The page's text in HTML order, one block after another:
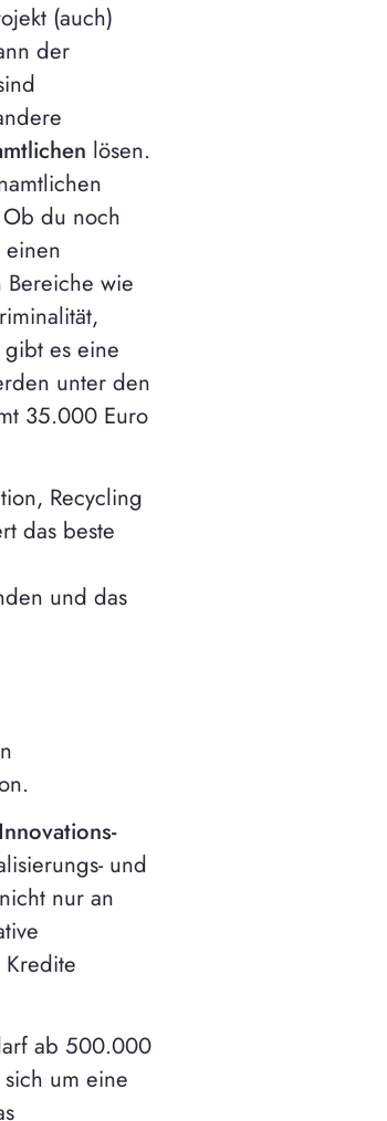
(auch)
der
lösen.
du noch
Bereiche wie
es eine
unter den
35.000 Euro
Recycling
das beste
und das
und
nur an
ab 500.000
um eine